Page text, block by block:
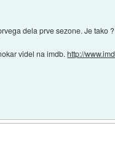
dela prve sezone. Je tako ?
videl na imdb.http://